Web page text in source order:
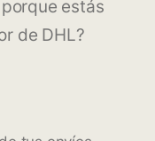
estás
de DHL?